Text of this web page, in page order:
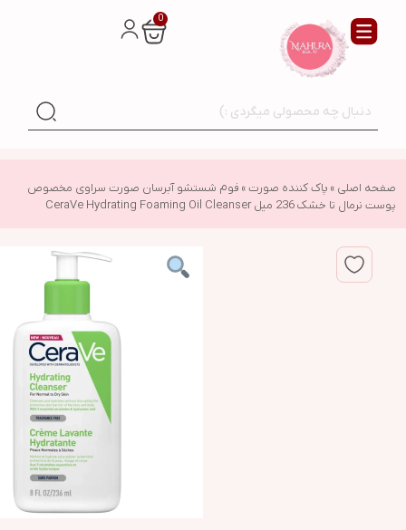
0
صفحه اصلی » پاک کننده صورت» فوم شستشو آبرسان صورت سراوی مخصوص
پوست نرمال تا خشک 236 میل CeraVe Hydrating Foaming Oil Cleanser